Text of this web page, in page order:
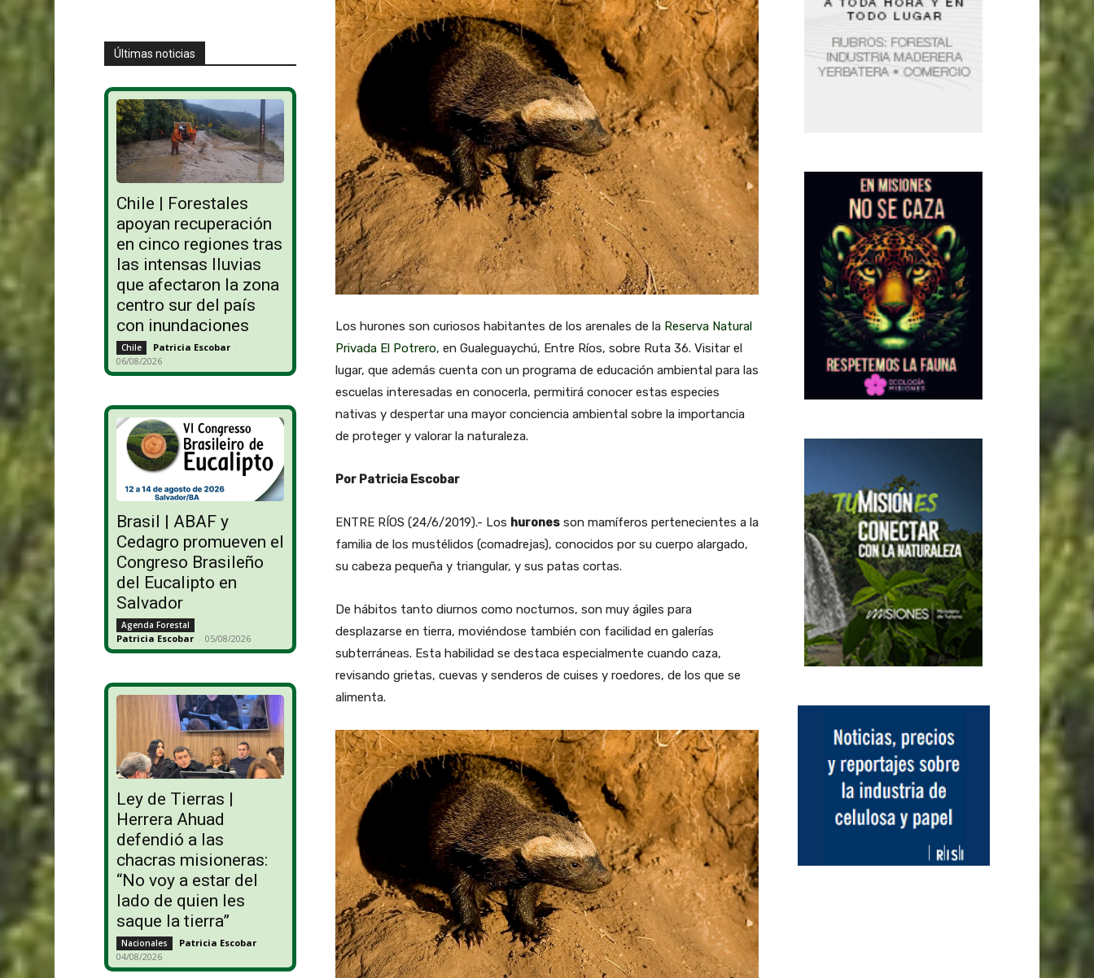
Últimas noticias
Chile | Forestales
apoyan recuperación
en cinco regiones tras
las intensas lluvias
que afectaron la zona
centro sur del país
con inundaciones
Chile Patricia Escobar -
06/08/2026
Brasil | ABAF y
Cedagro promueven el
Congreso Brasileño
del Eucalipto en
Salvador
Agenda Forestal
Patricia Escobar - 05/08/2026
Ley de Tierras |
Herrera Ahuad
defendió a las
chacras misioneras:
“No voy a estar del
lado de quien les
saque la tierra”
Nacionales Patricia Escobar -
04/08/2026
Los hurones son curiosos habitantes de los arenales de la Reserva Natural
Privada El Potrero, en Gualeguaychú, Entre Ríos, sobre Ruta 36. Visitar el
lugar, que además cuenta con un programa de educación ambiental para las
escuelas interesadas en conocerla, permitirá conocer estas especies
nativas y despertar una mayor conciencia ambiental sobre la importancia
de proteger y valorar la naturaleza.
Por Patricia Escobar
ENTRE RÍOS (24/6/2019).- Los huronesson mamíferos pertenecientes a la
familia de los mustélidos (comadrejas), conocidos por su cuerpo alargado,
su cabeza pequeña y triangular, y sus patas cortas.
De hábitos tanto diurnos como nocturnos, son muy ágiles para
desplazarse en tierra, moviéndose también con facilidad en galerías
subterráneas. Esta habilidad se destaca especialmente cuando caza,
revisando grietas, cuevas y senderos de cuises y roedores, de los que se
alimenta.